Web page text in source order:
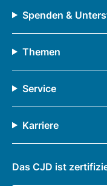
Spenden &
Themen
Service
Karriere
Das CJD ist